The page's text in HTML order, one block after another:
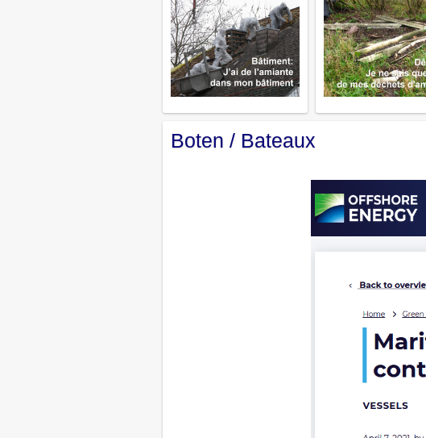
Boten / Bateaux